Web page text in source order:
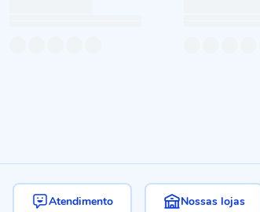
Atendimento Nossas lojas